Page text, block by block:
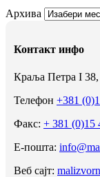
Архива
Контакт инфо
Краља Петра I
Телефон +381
Факс: + 381 (0)15
Е-пошта:
Веб сајт: